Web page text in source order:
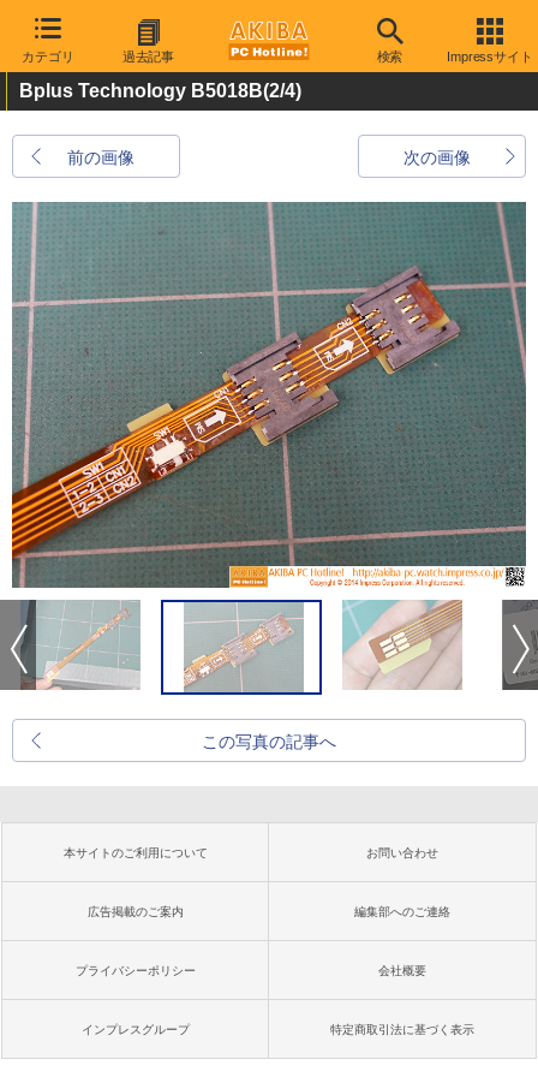
カテゴリ 過去記事 検索 Impressサイト
Bplus Technology B5018B(2/4)
前の画像 次の画像
この写真の記事へ
本サイトのご利用について お問い合わせ
広告掲載のご案内 編集部へのご連絡
プライバシーポリシー 会社概要
インプレスグループ 特定商取引法に基づく表示